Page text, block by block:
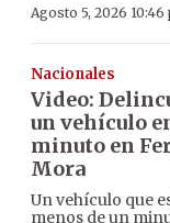
Agosto 5, 2026 10:46
Nacionales
Video:
un vehículo
minuto en
Mora
Un vehículo que
menos de un